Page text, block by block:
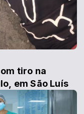
tiro na
em São Luís